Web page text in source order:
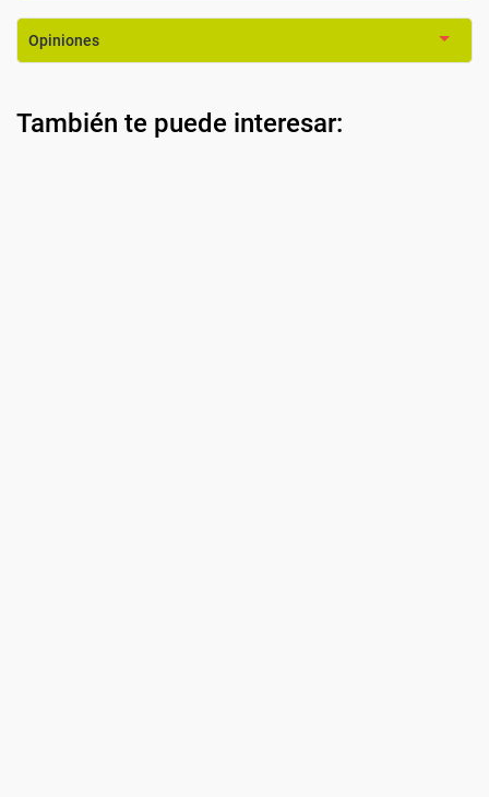
Opiniones
También te puede interesar: